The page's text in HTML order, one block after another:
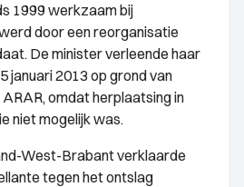
1999 werkzaam bij
door een reorganisatie
De minister verleende haar
januari 2013 op grond van
omdat herplaatsing in
niet mogelijk was.
West-Brabant verklaarde
tegen het ontslag